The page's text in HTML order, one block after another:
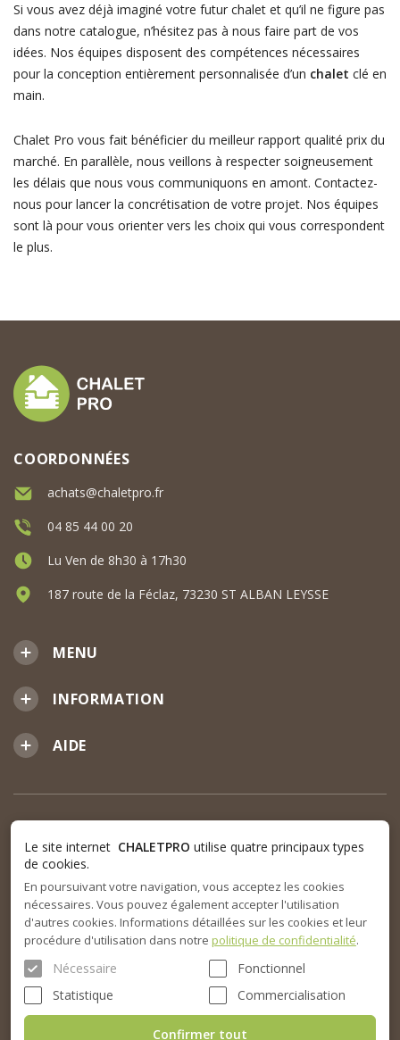
Si vous avez déjà imaginé votre futur chalet et qu’il ne figure pas
dans notre catalogue, n’hésitez pas à nous faire part de vos
idées. Nos équipes disposent des compétences nécessaires
pour la conception entièrement personnalisée d’un chalet clé en
main.
Chalet Pro vous fait bénéficier du meilleur rapport qualité prix du
marché. En parallèle, nous veillons à respecter soigneusement
les délais que nous vous communiquons en amont. Contactez-
nous pour lancer la concrétisation de votre projet. Nos équipes
sont là pour vous orienter vers les choix qui vous correspondent
le plus.
MENU
INFORMATION
AIDE
COORDONNÉES
achats@chaletpro.fr
04 85 44 00 20
Lu Ven de 8h30 à 17h30
187 route de la Féclaz, 73230 ST ALBAN LEYSSE
Le site internet CHALETPRO utilise quatre principaux types
de cookies.
En poursuivant votre navigation, vous acceptez les cookies
nécessaires. Vous pouvez également accepter l'utilisation
d'autres cookies. Informations détaillées sur les cookies et leur
procédure d'utilisation dans notre politique de confidentialité.
Nécessaire
Fonctionnel
Statistique
Commercialisation
Confirmer tout